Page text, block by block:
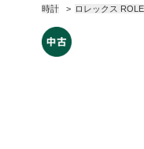
時計 > ロレックス